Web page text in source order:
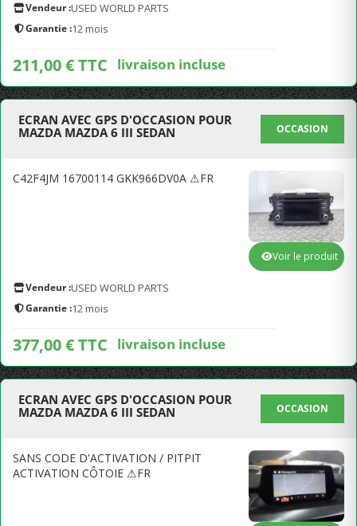
Vendeur :USED WORLD PARTS
Garantie :12 mois
211,00 € TTC livraison incluse
ECRAN AVEC GPS D'OCCASION POUR
MAZDA MAZDA 6 III SEDAN
OCCASION
C42F4JM 16700114 GKK966DV0A ⚠FR
Vendeur :USED WORLD PARTS
Garantie :12 mois
377,00 € TTC livraison incluse
Voir le produit
ECRAN AVEC GPS D'OCCASION POUR
MAZDA MAZDA 6 III SEDAN
OCCASION
SANS CODE D'ACTIVATION / PITPIT
ACTIVATION CÔTOIE ⚠FR